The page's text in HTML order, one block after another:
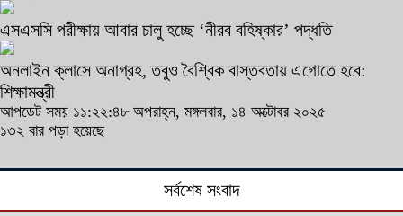
এসএসসি পরীক্ষায় আবার চালু হচ্ছে ‘নীরব বহিষ্কার’ পদ্ধতি
অনলাইন ক্লাসে অনাগ্রহ, তবুও বৈশ্বিক বাস্তবতায় এগোতে হবে:
শিক্ষামন্ত্রী
আপডেট সময় ১১:২২:৪৮ অপরাহ্ন, মঙ্গলবার, ১৪ অক্টোবর ২০২৫
১৩২ বার পড়া হয়েছে
সর্বশেষ সংবাদ